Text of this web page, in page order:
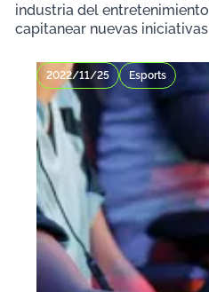
industria del
capitanear nuevas
2022/11/25 Esports